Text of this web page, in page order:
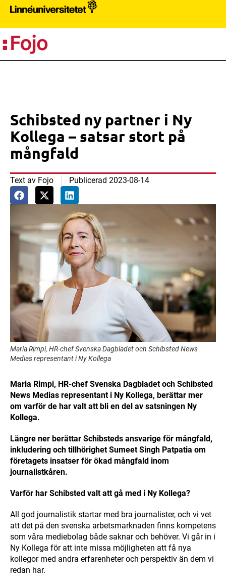
Schibsted ny partner i Ny
Kollega – satsar stort på
mångfald
Text av Fojo Publicerad 2023-08-14
Maria Rimpi, HR-chef Svenska Dagbladet och Schibsted News
Medias representant i Ny Kollega
Maria Rimpi, HR-chef Svenska Dagbladet och Schibsted
News Medias representant i Ny Kollega, berättar mer
om varför de har valt att bli en del av satsningen Ny
Kollega.
Längre ner berättar Schibsteds ansvarige för mångfald,
inkludering och tillhörighetSumeet Singh Patpatia om
företagets insatser för ökad mångfald inom
journalistkåren.
Varför har Schibsted valt att gå med i Ny Kollega?
All god journalistik startar med bra journalister, och vi vet
att det på den svenska arbetsmarknaden finns kompetens
som våra mediebolag både saknar och behöver. Vi går in i
Ny Kollega för att inte missa möjligheten att få nya
kollegor med andra erfarenheter och perspektiv än dem vi
redan har.